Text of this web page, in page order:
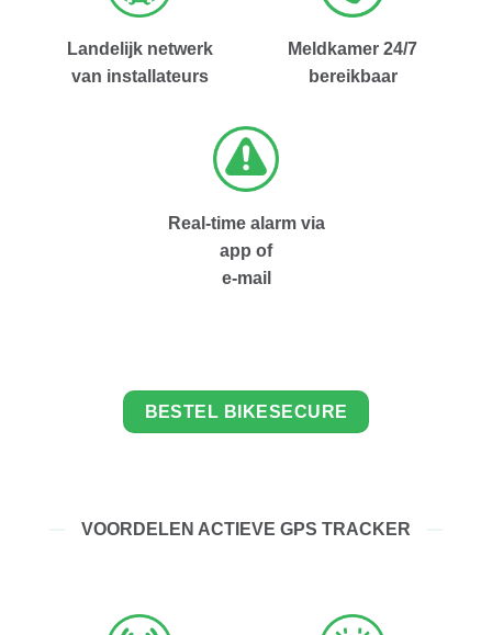
Landelijk netwerk
van installateurs
Meldkamer 24/7
bereikbaar
Real-time alarm via
app of
e-mail
BESTEL BIKESECURE
VOORDELEN ACTIEVE GPS TRACKER